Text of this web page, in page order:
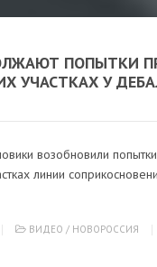
ПОПЫТКИ
УЧАСТКАХ У
возобновили
линии
ВИДЕО / НОВОРОССИЯ